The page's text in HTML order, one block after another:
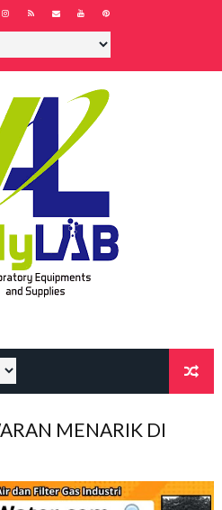
MENARIK DI